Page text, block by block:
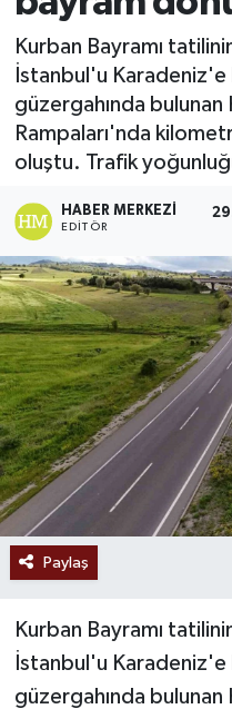
Kurban Bayramı
İstanbul'u Karadeniz'e
güzergahında
Rampaları'nda
oluştu. Trafik
HABER MERKEZI
EDITÖR
Paylaş
Kurban Bayramı
İstanbul'u Karadeniz'e
güzergahında
Ekonomi
Sağlık
Tokat Haber